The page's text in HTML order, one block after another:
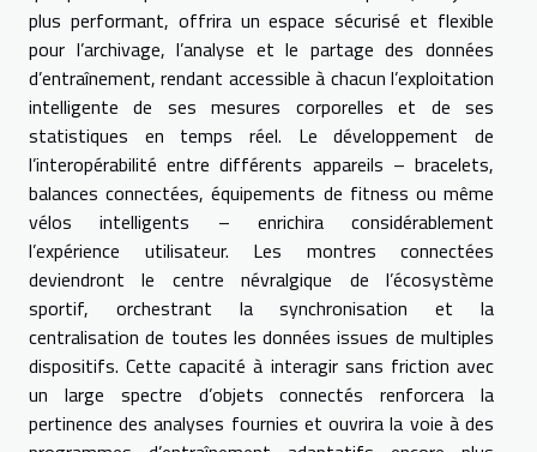
plus performant, offrira un espace sécurisé et flexible
pour l’archivage, l’analyse et le partage des données
d’entraînement, rendant accessible à chacun l’exploitation
intelligente de ses mesures corporelles et de ses
statistiques en temps réel. Le développement de
l’interopérabilité entre différents appareils – bracelets,
balances connectées, équipements de fitness ou même
vélos intelligents – enrichira considérablement
l’expérience utilisateur. Les montres connectées
deviendront le centre névralgique de l’écosystème
sportif, orchestrant la synchronisation et la
centralisation de toutes les données issues de multiples
dispositifs. Cette capacité à interagir sans friction avec
un large spectre d’objets connectés renforcera la
pertinence des analyses fournies et ouvrira la voie à des